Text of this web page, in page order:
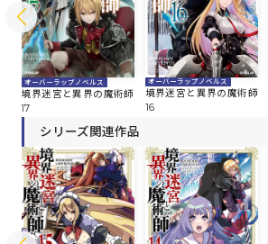
オーバーラップノベルス
境界迷宮と異界の魔術師
17
オーバーラップノベルス
境界迷宮と異界の魔術師
16
シリーズ関連作品